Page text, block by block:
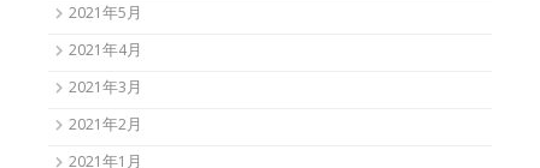
2021年5月
2021年4月
2021年3月
2021年2月